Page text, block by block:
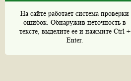
На сайте работает система проверки
ошибок. Обнаружив неточность в
тексте, выделите ее и нажмите Ctrl +
Enter.